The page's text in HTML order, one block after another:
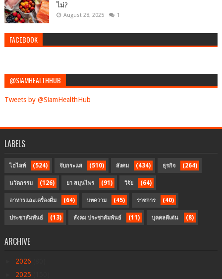
ไม่?
August 28, 2025 1
FACEBOOK
@SIAMHEALTHHUB
Tweets by @SiamHealthHub
LABELS
ไฮไลท์ (524) จับกระแส (510) สังคม (434) ธุรกิจ (264)
นวัตกรรม (126) ยา สมุนไพร (91) วิจัย (64)
อาหารและเครื่องดื่ม (64) บทความ (45) ราชการ (40)
ประชาสัมพันธ์ (13) สังคม ประชาสัมพันธ์ (11) บุคคลดีเด่น (8)
ARCHIVE
2026
2025